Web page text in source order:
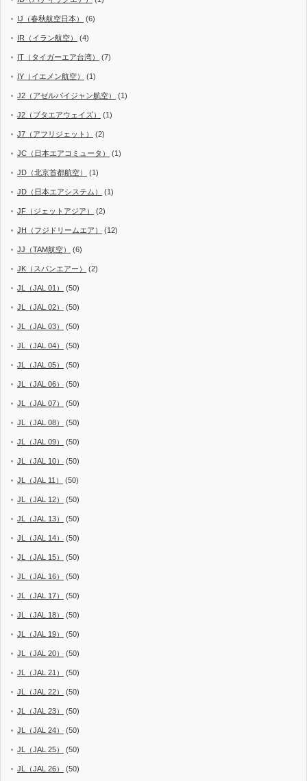
IJ（春秋航空日本） (6)
IR（イラン航空） (4)
IT（タイガーエア台湾） (7)
IY（イエメン航空） (1)
J2（アゼルバイジャン航空） (1)
J2（ブタエアウェイズ） (1)
J7（アフリジェット） (2)
JC（日本エアコミュータ） (1)
JD（北京首都航空） (1)
JD（日本エアシステム） (1)
JF（ジェットアジア） (2)
JH（フジドリームエア） (12)
JJ（TAM航空） (6)
JK（スパンエアー） (2)
JL（JAL 01） (50)
JL（JAL 02） (50)
JL（JAL 03） (50)
JL（JAL 04） (50)
JL（JAL 05） (50)
JL（JAL 06） (50)
JL（JAL 07） (50)
JL（JAL 08） (50)
JL（JAL 09） (50)
JL（JAL 10） (50)
JL（JAL 11） (50)
JL（JAL 12） (50)
JL（JAL 13） (50)
JL（JAL 14） (50)
JL（JAL 15） (50)
JL（JAL 16） (50)
JL（JAL 17） (50)
JL（JAL 18） (50)
JL（JAL 19） (50)
JL（JAL 20） (50)
JL（JAL 21） (50)
JL（JAL 22） (50)
JL（JAL 23） (50)
JL（JAL 24） (50)
JL（JAL 25） (50)
JL（JAL 26） (50)